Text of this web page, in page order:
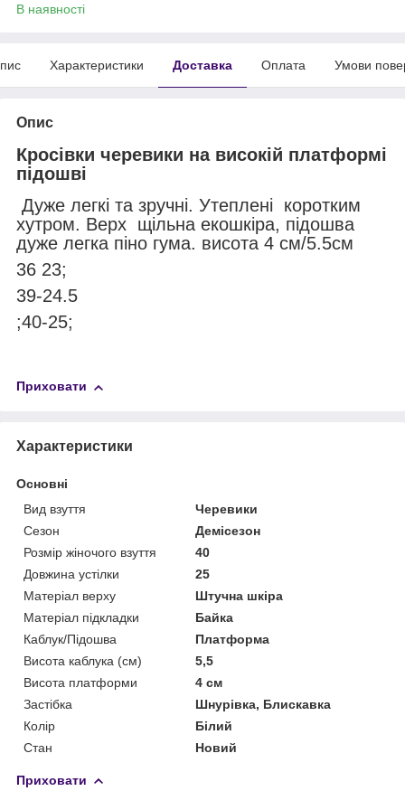
В наявності
Характеристики Доставка Оплата Умови
Опис
Кросівки черевики на високій платформі
підошві
Дуже легкі та зручні. Утеплені коротким
хутром. Верх щільна екошкіра, підошва
дуже легка піно гума. висота 4 см/5.5см
36 23;
39-24.5
;40-25;
Приховати
Характеристики
Основні
Вид взуття
Черевики
Сезон
Демісезон
Розмір жіночого взуття
40
Довжина устілки
25
Матеріал верху
Штучна шкіра
Матеріал підкладки
Байка
Каблук/Підошва
Платформа
Висота каблука (см)
5,5
Висота платформи
4 см
Застібка
Шнурівка, Блискавка
Колір
Білий
Стан
Новий
Приховати